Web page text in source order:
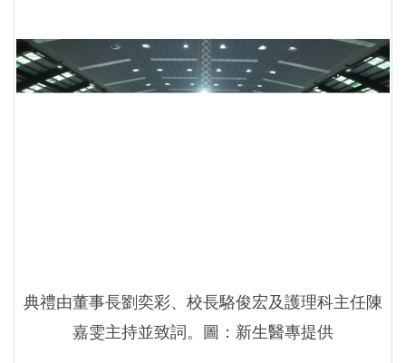
典禮由董事長劉奕彩、校長駱俊宏及護理科主任陳
嘉雯主持並致詞。圖：新生醫專提供